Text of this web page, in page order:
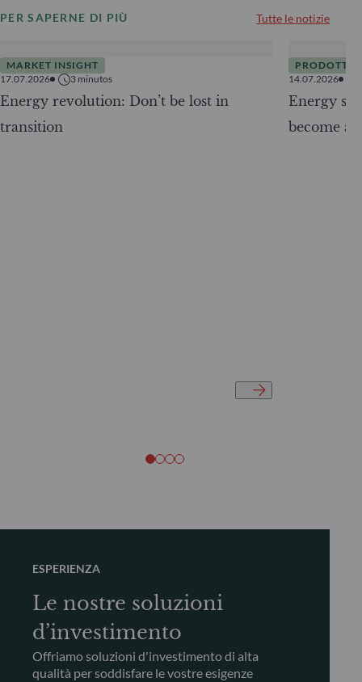
PER SAPERNE DI PIÙ Tutte le notizie
MARKET INSIGHT
17.07.2026
3 minutos
Energy revolution: Don’t be lost in
transition
PRODOTTI
14.07.2026
Energy
become a
ESPERIENZA
Le nostre soluzioni
d’investimento
Offriamo soluzioni d'investimento di alta
qualità per soddisfare le vostre esigenze